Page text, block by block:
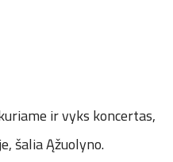
ir vyks koncertas,
šalia Ąžuolyno.